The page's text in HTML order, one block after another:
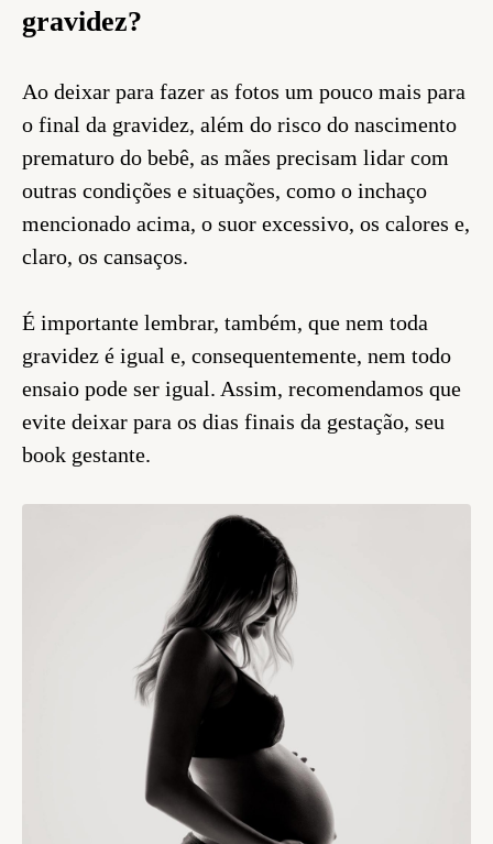
gravidez?
Ao deixar para fazer as fotos um pouco mais para
o final da gravidez, além do risco do nascimento
prematuro do bebê, as mães precisam lidar com
outras condições e situações, como o inchaço
mencionado acima, o suor excessivo, os calores e,
claro, os cansaços.
É importante lembrar, também, que nem toda
gravidez é igual e, consequentemente, nem todo
ensaio pode ser igual. Assim, recomendamos que
evite deixar para os dias finais da gestação, seu
book gestante.